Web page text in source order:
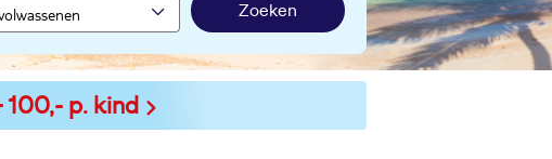
Zoeken
p. kind